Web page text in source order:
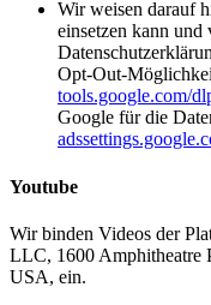
Wir weisen darauf
einsetzen kann
Opt-Out-
tools.google.com/
Google für die
Youtube
Wir binden Videos der
LLC, 1600 Amphitheatre
USA, ein.